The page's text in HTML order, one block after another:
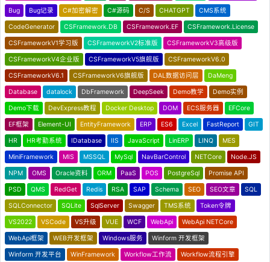
Bug Bug记录 C#加密解密 C#源码 C/S CHATGPT CMS系统
CodeGenerator CSFramework.DB CSFramework.EF CSFramework.License
CSFrameworkV1学习版 CSFrameworkV2标准版 CSFrameworkV3高级版
CSFrameworkV4企业版 CSFrameworkV5旗舰版 CSFrameworkV6.0
CSFrameworkV6.1 CSFrameworkV6旗舰版 DAL数据访问层 DaMeng
Database datalock DbFramework DeepSeek Demo教学 Demo实例
Demo下载 DevExpress教程 Docker Desktop DOM ECS服务器 EFCore
EF框架 Element-UI EntityFramework ERP ES6 Excel FastReport GIT
HR HR考勤系统 IDatabase IIS JavaScript LinERP LINQ MES
MiniFramework MIS MSSQL MySql NavBarControl NETCore Node.JS
NPM OMS Oracle资料 ORM PaaS POS PostgreSql Promise API
PSD QMS RedGet Redis RSA SAP Schema SEO SEO文章 SQL
SQLConnector SQLite SqlServer Swagger TMS系统 Token令牌
VS2022 VSCode VS升级 VUE WCF WebApi WebApi NETCore
WebApi框架 WEB开发框架 Windows服务 Winform 开发框架
Winform 开发平台 WinFramework Workflow工作流 Workflow流程引擎